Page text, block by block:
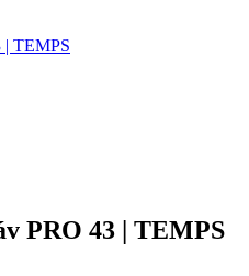
| TEMPS
PRO 43 | TEMPS